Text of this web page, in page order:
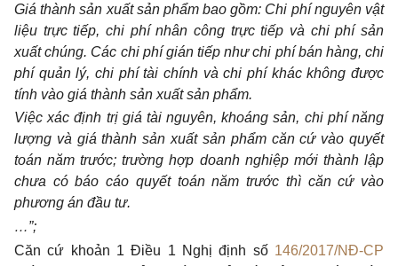
Giá thành sản xuất sản phẩm bao gồm: Chi phí nguyên vật
liệu trực tiếp, chi phí nhân công trực tiếp và chi phí sản
xuất chúng. Các chi phí gián tiếp như chi phí bán hàng, chi
phí quản lý, chi phí tài chính và chi phí khác không được
tính vào giá thành sản xuất sản phẩm.
Việc xác định trị giá tài nguyên, khoáng sản, chi phí năng
lượng và giá thành sản xuất sản phẩm căn cứ vào quyết
toán năm trước; trường hợp doanh nghiệp mới thành lập
chưa có báo cáo quyết toán năm trước thì căn cứ vào
phương án đầu tư.
…”;
Căn cứ khoản 1 Điều 1 Nghị định số 146/2017/NĐ-CP